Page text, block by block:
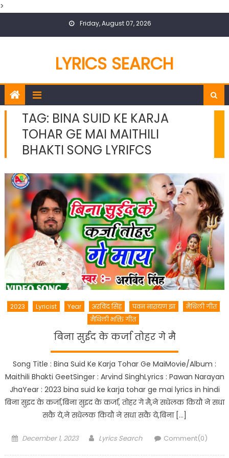
>
Friday, August 07, 2026
LYRICS SEARCH
TAG: BINA SUID KE KARJA
TOHAR GE MAI MAITHILI
BHAKTI SONG LYRIFCS
2023 Lyricist Year अरविंद सिंह पवन नारायण झा
मैथिली गीत
मैथिली भक्ति गीत
बिना सुईद के कर्जा तोहर गे मै
Song Title : Bina Suid Ke Karja Tohar Ge MaiMovie/Album :
Maithili Bhakti GeetSinger : Arvind SinghLyrics : Pawan Narayan
JhaYear : 2023 bina suid ke karja tohar ge mai lyrics in hindi
बिना सुइद के कर्जा,बिना सुइद के कर्जा, तोहर गे मै,ने सधेलक कियौ ने सधा
सकै ये,ने सधेलक कियौ ने सधा सकै ये,बिना […]
Posted
December 1, 2023 Author
Lyrics Search Comment(0)